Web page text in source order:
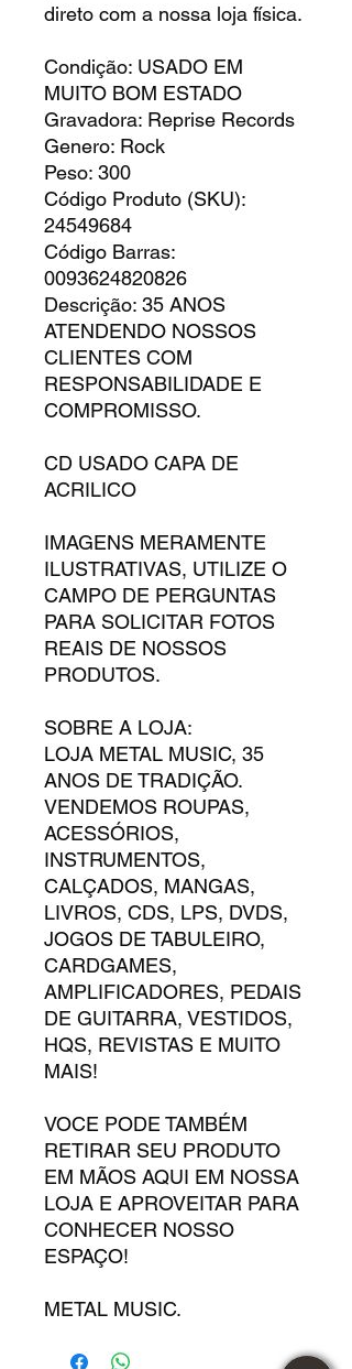
direto com a nossa loja física.
Condição: USADO EM
MUITO BOM ESTADO
Gravadora: Reprise Records
Genero: Rock
Peso: 300
Código Produto (SKU):
24549684
Código Barras:
0093624820826
Descrição: 35 ANOS
ATENDENDO NOSSOS
CLIENTES COM
RESPONSABILIDADE E
COMPROMISSO.
CD USADO CAPA DE
ACRILICO
IMAGENS MERAMENTE
ILUSTRATIVAS, UTILIZE O
CAMPO DE PERGUNTAS
PARA SOLICITAR FOTOS
REAIS DE NOSSOS
PRODUTOS.
SOBRE A LOJA:
LOJA METAL MUSIC, 35
ANOS DE TRADIÇÃO.
VENDEMOS ROUPAS,
ACESSÓRIOS,
INSTRUMENTOS,
CALÇADOS, MANGAS,
LIVROS, CDS, LPS, DVDS,
JOGOS DE TABULEIRO,
CARDGAMES,
AMPLIFICADORES, PEDAIS
DE GUITARRA, VESTIDOS,
HQS, REVISTAS E MUITO
MAIS!
VOCE PODE TAMBÉM
RETIRAR SEU PRODUTO
EM MÃOS AQUI EM NOSSA
LOJA E APROVEITAR PARA
CONHECER NOSSO
ESPAÇO!
METAL MUSIC.